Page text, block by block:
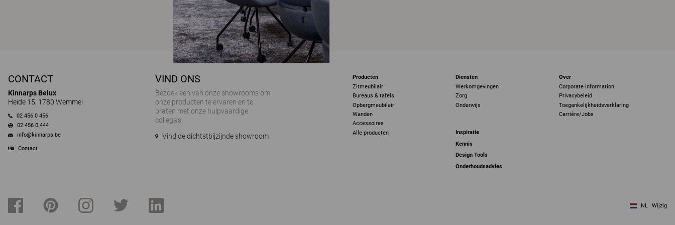
CONTACT
Kinnarps Belux
Heide 15, 1780 Wemmel
02 456 0 456
02 456 0 444
info@kinnarps.be
Contact
VIND ONS
Bezoek een van onze showrooms om
onze producten te ervaren en te
praten met onze hulpvaardige
collega's.
Vind de dichtstbijzijnde showroom
Producten
Zitmeubilair
Bureaus & tafels
Opbergmeubilair
Wanden
Accessoires
Alle producten
Diensten
Werkomgevingen
Zorg
Onderwijs
Over
Corporate information
Privacybeleid
Toegankelijkheidsverklaring
Carrière/Jobs
Inspiratie
Kennis
Design Tools
Onderhoudsadvies
NL Wijzig